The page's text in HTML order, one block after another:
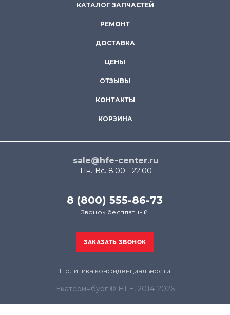
КАТАЛОГ ЗАПЧАСТЕЙ
РЕМОНТ
ДОСТАВКА
ЦЕНЫ
ОТЗЫВЫ
КОНТАКТЫ
КОРЗИНА
sale@hfe-center.ru
Пн.-Вс. 8:00 - 22:00
8 (800) 555-86-73
Звонок бесплатный
Политика конфиденциальности
Екатеринбург © HFE, 2014-2026